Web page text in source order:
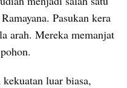
Pasukan kera
arah. Mereka memanjat
luar biasa,